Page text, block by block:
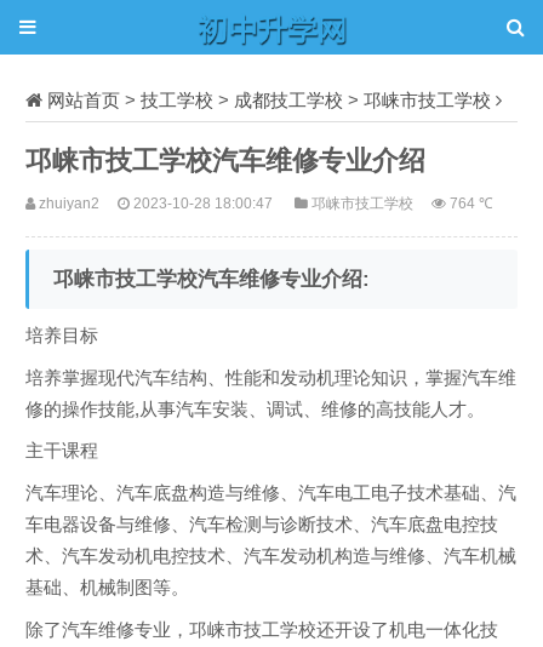
网站首页 > 技工学校 > 成都技工学校 > 邛崃市技工学校
正文
邛崃市技工学校汽车维修专业介绍
zhuiyan2 2023-10-28 18:00:47 邛崃市技工学校 764 ℃
邛崃市技工学校汽车维修专业介绍:
培养目标
培养掌握现代汽车结构、性能和发动机理论知识，掌握汽车维
修的操作技能,从事汽车安装、调试、维修的高技能人才。
主干课程
汽车理论、汽车底盘构造与维修、汽车电工电子技术基础、汽
车电器设备与维修、汽车检测与诊断技术、汽车底盘电控技
术、汽车发动机电控技术、汽车发动机构造与维修、汽车机械
基础、机械制图等。
除了汽车维修专业，邛崃市技工学校还开设了机电一体化技